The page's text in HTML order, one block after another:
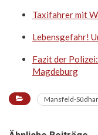
Taxifahrer mit
Lebensgefahr!
Fazit der
Magdeburg
Mansfeld-